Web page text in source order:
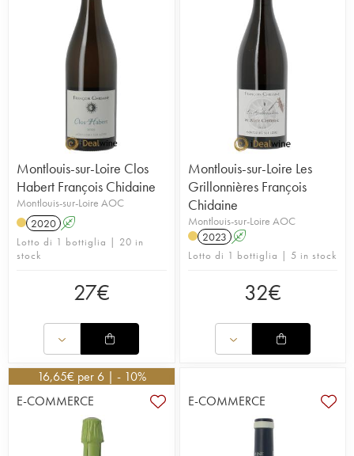
Montlouis-sur-Loire Clos
Habert François Chidaine
Montlouis-sur-Loire AOC
2020 A
Lotto di 1 bottiglia | 20 in
stock
27€
Montlouis-sur-Loire Les
Grillonnières François
Chidaine
Montlouis-sur-Loire AOC
2023 A
Lotto di 1 bottiglia | 5 in stock
32€
16,65€ per 6 | - 10%
E-COMMERCE
E-COMMERCE